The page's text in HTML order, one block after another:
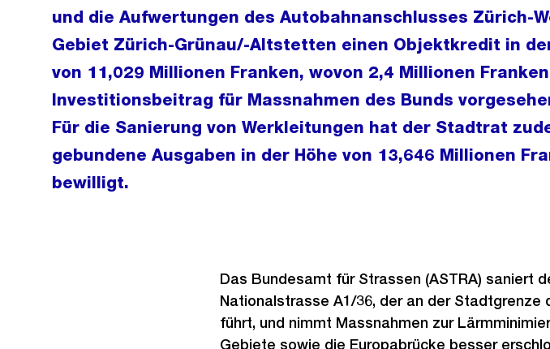
und die Aufwertungen des Autobahnanschlusses Zürich-
Gebiet Zürich-Grünau/-Altstetten einen Objektkredit in
von 11,029 Millionen Franken, wovon 2,4 Millionen
Investitionsbeitrag für Massnahmen des Bunds
Für die Sanierung von Werkleitungen hat der Stadtrat
gebundene Ausgaben in der Höhe von 13,646 Millionen
bewilligt.
Das Bundesamt für Strassen (ASTRA) saniert
Nationalstrasse A1/36, der an der
führt, und nimmt Massnahmen zur
Gebiete sowie die Europabrücke besser